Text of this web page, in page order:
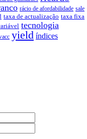
rácio de afordabilidade sale
taxa de actualização taxa fixa
tecnologia
yield índices